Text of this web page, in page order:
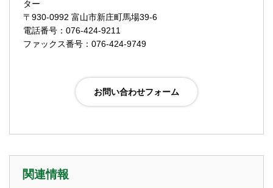
ター
〒930-0992 富山市新庄町馬場39-6
電話番号：076-424-9211
ファックス番号：076-424-9749
関連情報